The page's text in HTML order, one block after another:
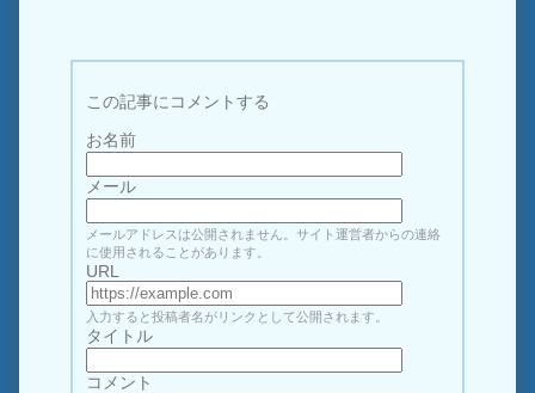
この記事にコメントする
お名前
メール
メールアドレスは公開されません。サイト運営者からの連絡
に使用されることがあります。
URL
入力すると投稿者名がリンクとして公開されます。
タイトル
コメント